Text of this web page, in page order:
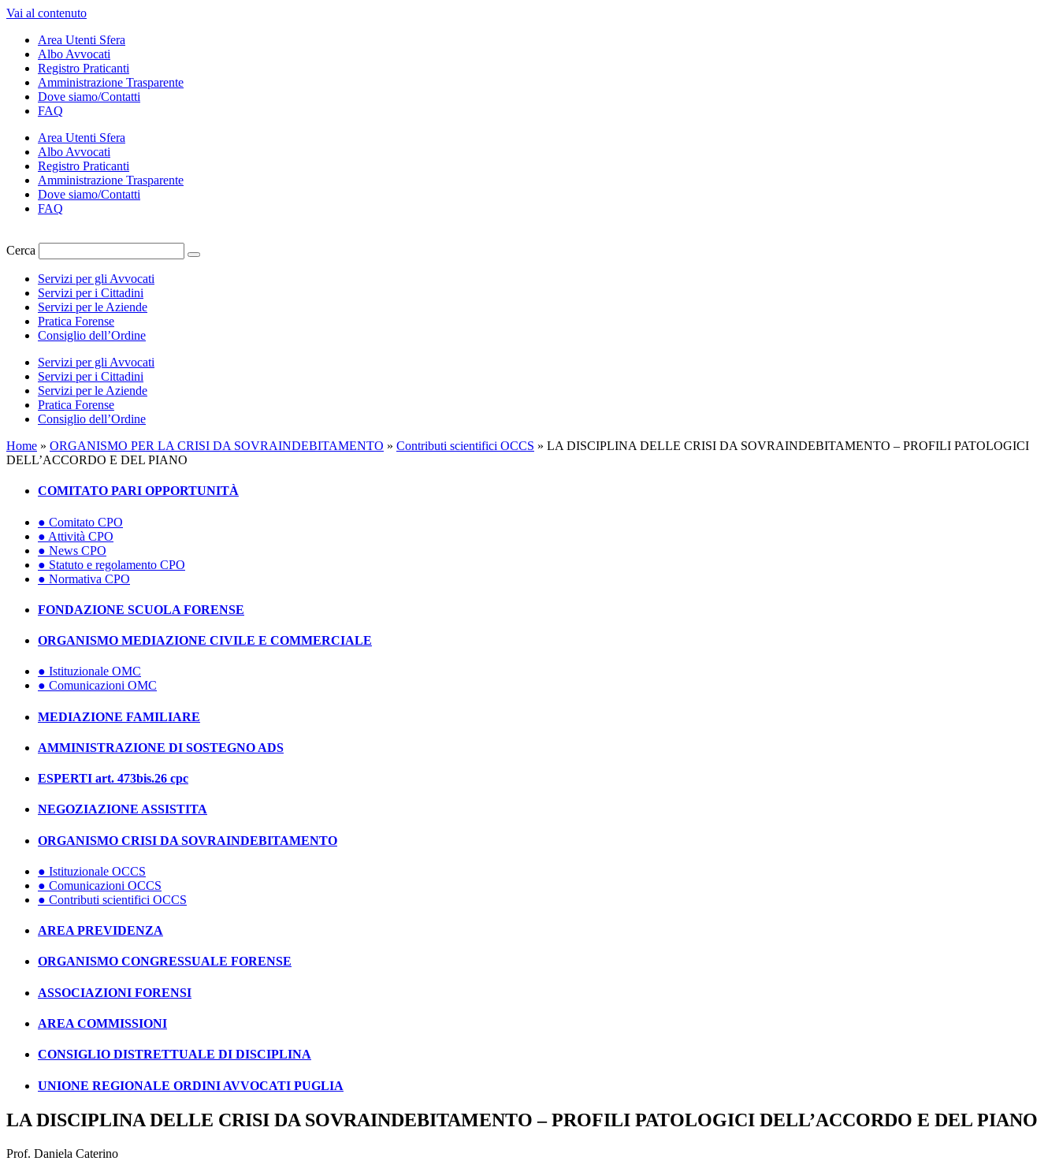
Vai al contenuto
Area Utenti Sfera
Albo Avvocati
Registro Praticanti
Amministrazione Trasparente
Dove siamo/Contatti
FAQ
Area Utenti Sfera
Albo Avvocati
Registro Praticanti
Amministrazione Trasparente
Dove siamo/Contatti
FAQ
Cerca
Servizi per gli Avvocati
Servizi per i Cittadini
Servizi per le Aziende
Pratica Forense
Consiglio dell’Ordine
Servizi per gli Avvocati
Servizi per i Cittadini
Servizi per le Aziende
Pratica Forense
Consiglio dell’Ordine
Home » ORGANISMO PER LA CRISI DA SOVRAINDEBITAMENTO » Contributi scientifici OCCS » LA DISCIPLINA DELLE CRISI DA SOVRAINDEBITAMENTO – PROFILI PATOLOGICI
DELL’ACCORDO E DEL PIANO
COMITATO PARI OPPORTUNITÀ
● Comitato CPO
● Attività CPO
● News CPO
● Statuto e regolamento CPO
● Normativa CPO
FONDAZIONE SCUOLA FORENSE
ORGANISMO MEDIAZIONE CIVILE E COMMERCIALE
● Istituzionale OMC
● Comunicazioni OMC
MEDIAZIONE FAMILIARE
AMMINISTRAZIONE DI SOSTEGNO ADS
ESPERTI art. 473bis.26 cpc
NEGOZIAZIONE ASSISTITA
ORGANISMO CRISI DA SOVRAINDEBITAMENTO
● Istituzionale OCCS
● Comunicazioni OCCS
● Contributi scientifici OCCS
AREA PREVIDENZA
ORGANISMO CONGRESSUALE FORENSE
ASSOCIAZIONI FORENSI
AREA COMMISSIONI
CONSIGLIO DISTRETTUALE DI DISCIPLINA
UNIONE REGIONALE ORDINI AVVOCATI PUGLIA
LA DISCIPLINA DELLE CRISI DA SOVRAINDEBITAMENTO – PROFILI PATOLOGICI DELL’ACCORDO E DEL PIANO
Prof. Daniela Caterino